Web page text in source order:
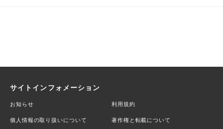
サイトインフォメーション
お知らせ 利用規約
個人情報の取り扱いについて 著作権と転載について